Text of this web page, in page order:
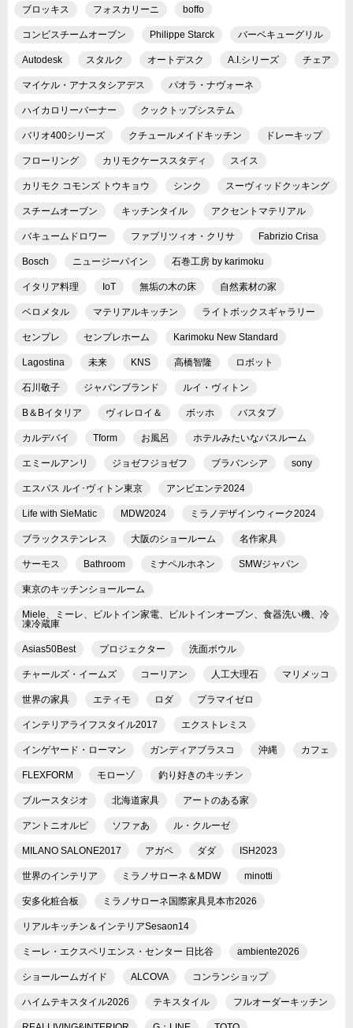
ブロッキス フォスカリーニ boffo
コンビスチームオーブン Philippe Starck バーベキューグリル
Autodesk スタルク オートデスク A.I.シリーズ チェア
マイケル・アナスタシアデス パオラ・ナヴォーネ
ハイカロリーバーナー クックトップシステム
バリオ400シリーズ クチュールメイドキッチン ドレーキップ
フローリング カリモクケーススタディ スイス
カリモク コモンズ トウキョウ シンク スーヴィッドクッキング
スチームオーブン キッチンタイル アクセントマテリアル
バキュームドロワー ファブリツィオ・クリサ Fabrizio Crisa
Bosch ニュージーパイン 石巻工房 by karimoku
イタリア料理 IoT 無垢の木の床 自然素材の家
ベロメタル マテリアルキッチン ライトボックスギャラリー
センプレ センプレホーム Karimoku New Standard
Lagostina 未来 KNS 高橋智隆 ロボット
石川敬子 ジャパンブランド ルイ・ヴィトン
B＆Bイタリア ヴィレロイ＆ ボッホ バスタブ
カルデバイ Tform お風呂 ホテルみたいなバスルーム
エミールアンリ ジョゼフジョゼフ ブラバンシア sony
エスパス ルイ･ヴィトン東京 アンビエンテ2024
Life with SieMatic MDW2024 ミラノデザインウィーク2024
ブラックステンレス 大阪のショールーム 名作家具
サーモス Bathroom ミナペルホネン SMWジャパン
東京のキッチンショールーム
Miele、ミーレ、ビルトイン家電、ビルトインオーブン、食器洗い機、冷
凍冷蔵庫
Asias50Best プロジェクター 洗面ボウル
チャールズ・イームズ コーリアン 人工大理石 マリメッコ
世界の家具 エティモ ロダ プラマイゼロ
インテリアライフスタイル2017 エクストレミス
インゲヤード・ローマン ガンディアブラスコ 沖縄 カフェ
FLEXFORM モローゾ 釣り好きのキッチン
ブルースタジオ 北海道家具 アートのある家
アントニオルピ ソファあ ル・クルーゼ
MILANO SALONE2017 アガペ ダダ ISH2023
世界のインテリア ミラノサローネ＆MDW minotti
安多化粧合板 ミラノサローネ国際家具見本市2026
リアルキッチン＆インテリアSesaon14
ミーレ・エクスペリエンス・センター 日比谷 ambiente2026
ショールームガイド ALCOVA コンランショップ
ハイムテキスタイル2026 テキスタイル フルオーダーキッチン